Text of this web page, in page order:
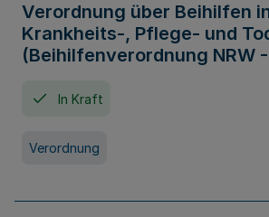
Verordnung über Beihilfen
Krankheits-, Pflege- und
(Beihilfenverordnung NRW -
In Kraft
Verordnung